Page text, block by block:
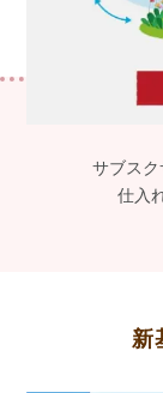
サブス
仕入
新